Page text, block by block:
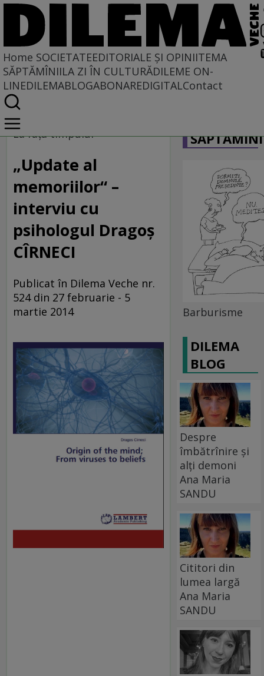
Home SOCIETATEEDITORIALE ȘI OPINIITEMA
SĂPTĂMÎNIILA ZI ÎN CULTURĂDILEME ON-
LINEDILEMABLOGABONAREDIGITALContact
Home
Societate
La faţa timpului
„Update al
memoriilor“ –
interviu cu
psihologul Dragoş
CÎRNECI
Publicat în Dilema Veche nr.
524 din 27 februarie - 5
martie 2014
Barburisme
DILEMA
BLOG
Despre
îmbătrînire și
alți demoni
Ana Maria
SANDU
Cititori din
lumea largă
Ana Maria
SANDU